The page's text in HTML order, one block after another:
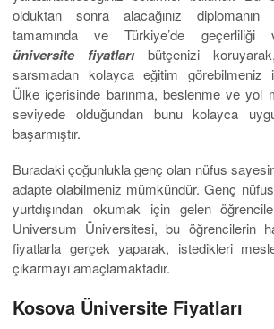
olduktan sonra alacağınız diplomanın
tamamında ve Türkiye’de geçerliliği
üniversite fiyatlarıbütçenizi
sarsmadan kolayca eğitim görebilmeniz
Ülke içerisinde barınma, beslenme ve yol
seviyede olduğundan bunu kolayca
başarmıştır.
Buradaki çoğunlukla genç olan nüfus
adapte olabilmeniz mümkündür. Genç
yurtdışından okumak için gelen
Universum Üniversitesi, bu öğrencilerin
fiyatlarla gerçek yaparak, istedikleri
çıkarmayı amaçlamaktadır.
Kosova Üniversite Fiyatları